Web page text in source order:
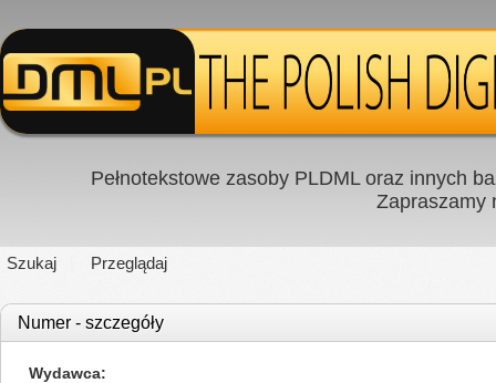
Pełnotekstowe zasoby PLDML oraz innych
Zapraszamy
Szukaj Przeglądaj
Numer - szczegóły
Wydawca